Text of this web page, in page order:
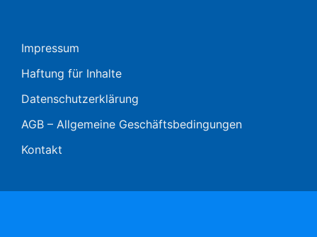
Impressum
Haftung für Inhalte
Datenschutzerklärung
AGB – Allgemeine Geschäftsbedingungen
Kontakt